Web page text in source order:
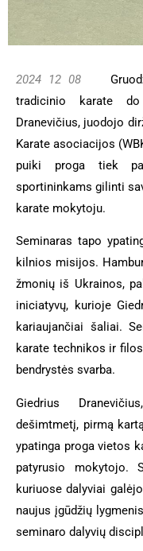
2024 12 08
tradicinio karate
Dranevičius, juodojo
Karate asociacijos
puiki proga tiek
sportininkams gilinti
karate mokytoju.
Seminaras tapo
kilnios misijos.
žmonių iš Ukrainos,
iniciatyvų, kurioje
kariaujančiai šaliai.
karate technikos ir
bendrystės svarba.
Giedrius
dešimtmetį, pirmą
ypatinga proga vietos
patyrusio mokytojo.
kuriuose dalyviai
naujus įgūdžių
seminaro dalyvių